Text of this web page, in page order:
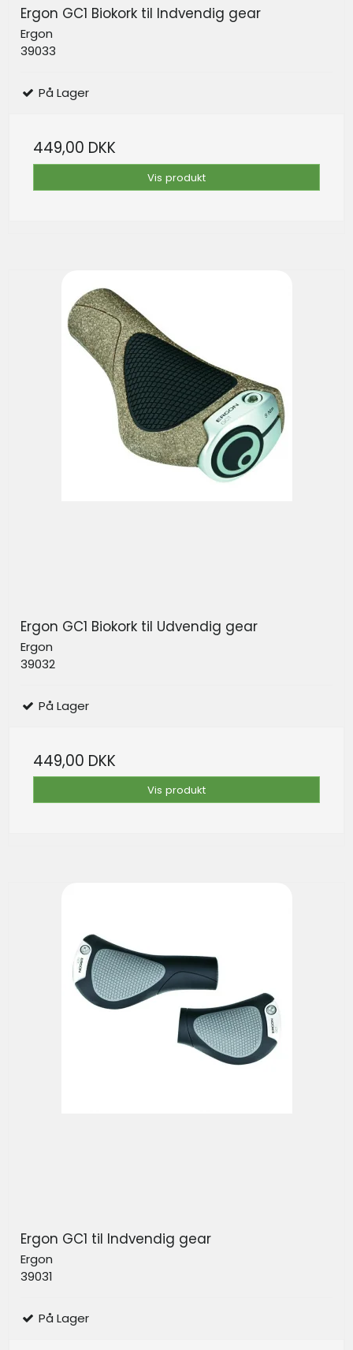
Ergon GC1 Biokork til Indvendig gear
Ergon
39033
På Lager
449,00 DKK
Vis produkt
Ergon GC1 Biokork til Udvendig gear
Ergon
39032
På Lager
449,00 DKK
Vis produkt
Ergon GC1 til Indvendig gear
Ergon
39031
På Lager